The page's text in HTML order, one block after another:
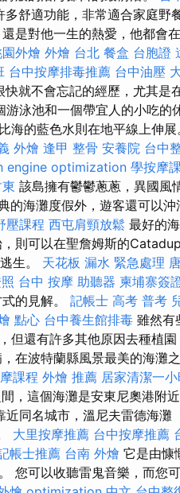
舒適功能，非常適合家庭野
是對他一生的熱愛，他都會
外燴 外燴 台北 餐盒 台胞證
台中按摩排毒推薦 台中油壓
快就不會忘記的經歷，尤其是
游泳池和一個帶宜人的小吃的
海的藍色水則在地平線上伸
外燴 逢甲 整骨 安養院 台中
engine optimization 學按摩
該島擁有鬱鬱蔥蔥，異國風
的海灘度假外，遊客還可以
壓課程 西屯肩頸放鬆 最好的
則可以在聖詹姆斯的
生。 天花板 漏水 緊急處理
台中 按摩 助聽器 柬埔寨簽
的見解。 記帳士 高考 普考
點心 台中養生館排毒 雖然有
但還有許多其他原因去種植
在波特蘭縣風景最美的海灘
課程 外燴 推薦 居家清潔一
，這個海灘是安東尼奧港附
近同名城市，溫尼夫雷德海灘
大里按摩推薦 台中按摩推薦
帳士推薦 台南 外燴 它是由慷
您可以收聽雷鬼音樂，而您